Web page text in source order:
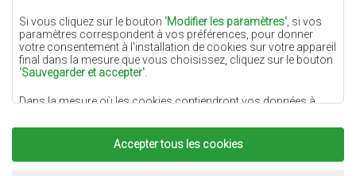
Si vous cliquez sur le bouton 'Modifier les paramètres' , si vos
paramètres correspondent à vos préférences, pour donner
votre consentement à l'installation de cookies sur votre appareil
final dans la mesure que vous choisissez, cliquez sur le bouton
'Sauvegarder et accepter'
Dans la mesure où les cookies contiendront vos données à
du responsable du traitement des données (DYWANYCHEMEX)
ou de tiers sous la forme de la fourniture de services de haute
qualité sur notre site Web et des activités de marketing du
responsable du traitement des données et de ses Partenaires de
Accepter tous les cookies
Tapis gris
Tapis terre cuite
Tapis dorés